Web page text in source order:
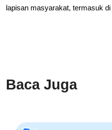
lapisan masyarakat, termasuk
Baca Juga